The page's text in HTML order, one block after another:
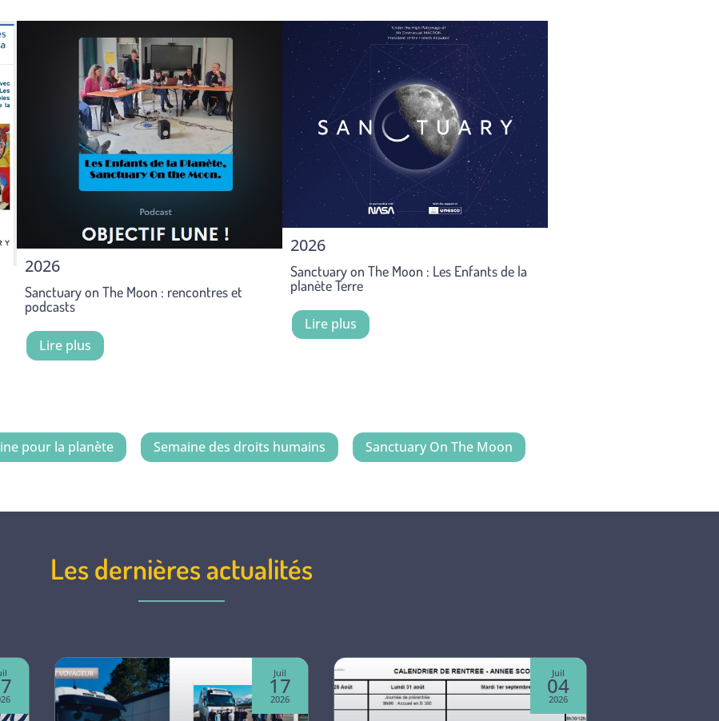
2026
Sanctuary on The Moon : rencontres et
podcasts
Lire plus
2026
Sanctuary on The Moon : Les Enfants de la
planète Terre
Lire plus
pour la planète Semaine des droits humains Sanctuary On The Moon
Les dernières actualités
Juil
17
2026
Juil
04
2026